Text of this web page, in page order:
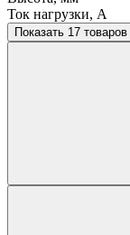
Ток нагрузки, A
Показать 17 товаров